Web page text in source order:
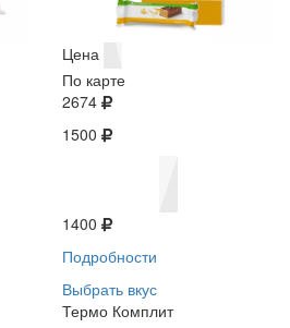
Цена
По карте
2674
1500
1400
Подробности
Выбрать вкус
Термо Комплит